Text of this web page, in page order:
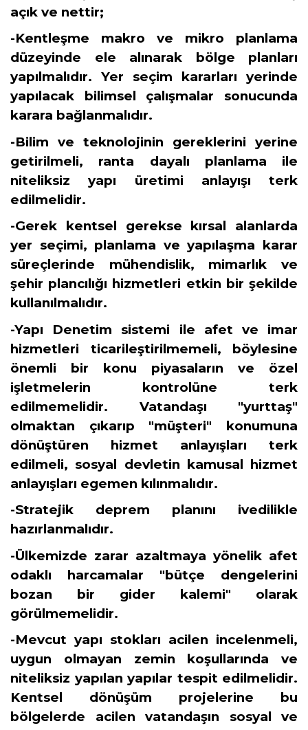
açık ve nettir;
-Kentleşme makro ve mikro planlama
düzeyinde ele alınarak bölge planları
yapılmalıdır. Yer seçim kararları yerinde
yapılacak bilimsel çalışmalar sonucunda
karara bağlanmalıdır.
-Bilim ve teknolojinin gereklerini yerine
getirilmeli, ranta dayalı planlama ile
niteliksiz yapı üretimi anlayışı terk
edilmelidir.
-Gerek kentsel gerekse kırsal alanlarda
yer seçimi, planlama ve yapılaşma karar
süreçlerinde mühendislik, mimarlık ve
şehir plancılığı hizmetleri etkin bir şekilde
kullanılmalıdır.
-Yapı Denetim sistemi ile afet ve imar
hizmetleri ticarileştirilmemeli, böylesine
önemli bir konu piyasaların ve özel
işletmelerin kontrolüne terk
edilmemelidir. Vatandaşı "yurttaş"
olmaktan çıkarıp "müşteri" konumuna
dönüştüren hizmet anlayışları terk
edilmeli, sosyal devletin kamusal hizmet
anlayışları egemen kılınmalıdır.
-Stratejik deprem planını ivedilikle
hazırlanmalıdır.
-Ülkemizde zarar azaltmaya yönelik afet
odaklı harcamalar "bütçe dengelerini
bozan bir gider kalemi" olarak
görülmemelidir.
-Mevcut yapı stokları acilen incelenmeli,
uygun olmayan zemin koşullarında ve
niteliksiz yapılan yapılar tespit edilmelidir.
Kentsel dönüşüm projelerine bu
bölgelerde acilen vatandaşın sosyal ve